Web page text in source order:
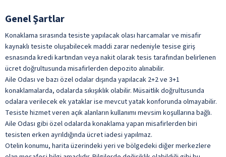
24 Saat Resepsiyon Hizmeti
Çamaşırhane
Emanet Kasa
Genel Alan Wifi
Günlük Temizlik Hizmeti
Otopark
Uyandırma Servisi
ile belirtilen özellikler ücretlidir.
alanlarının kullanımı, konaklama süresince kısıtlandırılmış,
tamamen kaldırılmış ve/veya kapatılmış olabilir.
Oda Kahvaltı konaklamalarda; sabah kahvaltısı dışında, tesiste
alınan tüm yiyecek ve içecekler ücretlidir.
Açık Restoran
Kapalı Restoran
Şişeli İçecekler
Taze Sıkılmış Meyve Suları
Türk Kahvesi
Genel Şartlar
Konaklama sırasında tesiste yapılacak olası harcamalar ve misafir
kaynaklı tesiste oluşabilecek maddi zarar nedeniyle tesise giriş
esnasında kredi kartından veya nakit olarak tesis tarafından belirlenen
ücret doğrultusunda misafirlerden depozito alınabilir.
Aile Odası ve bazı özel odalar dışında yapılacak 2+2 ve 3+1
konaklamalarda, odalarda sıkışıklık olabilir. Müsaitlik doğrultusunda
odalara verilecek ek yataklar ise mevcut yatak konforunda olmayabilir.
Tesiste hizmet veren açık alanların kullanımı mevsim koşullarına bağlı.
Aile Odası gibi özel odalarda konaklama yapan misafirlerden biri
tesisten erken ayrıldığında ücret iadesi yapılmaz.
Otelin konumu, harita üzerindeki yeri ve bölgedeki diğer merkezlere